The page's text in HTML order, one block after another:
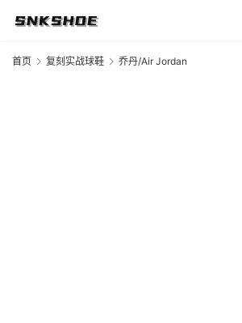
首页 复刻实战球鞋 乔丹/Air Jordan